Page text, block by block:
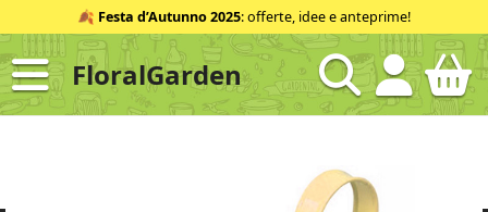
al
contenuto
ID
🍂 Festa d’Autunno 2025: offerte, idee e anteprime!
FloralGarden